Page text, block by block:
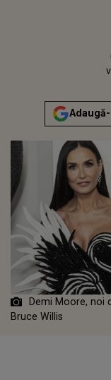
Demi Moore, noi
Bruce Willis